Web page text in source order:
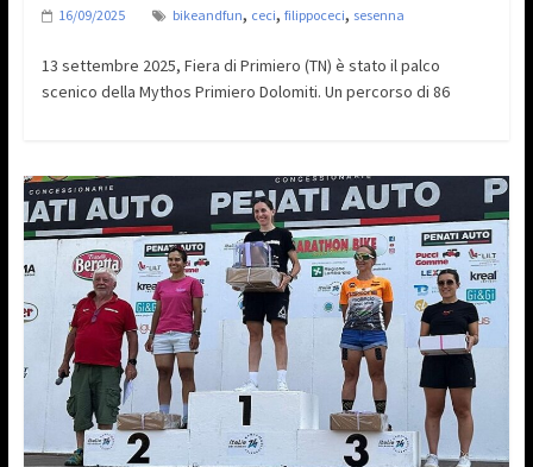
16/09/2025 bikeandfun, ceci, filippoceci, sesenna
13 settembre 2025, Fiera di Primiero (TN) è stato il palco
scenico della Mythos Primiero Dolomiti. Un percorso di 86